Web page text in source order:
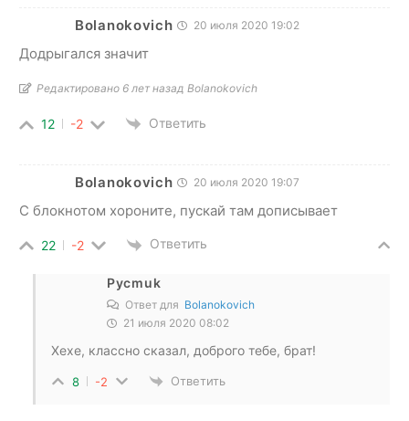
Bolanokovich 20 июля 2020 19:02
Додрыгался значит
Редактировано 6 лет назад Bolanokovich
12 -2 Ответить
Bolanokovich 20 июля 2020 19:07
С блокнотом хороните, пускай там дописывает
22 -2 Ответить
Pycmuk
Ответ для Bolanokovich
21 июля 2020 08:02
Хехе, классно сказал, доброго тебе, брат!
8 -2 Ответить